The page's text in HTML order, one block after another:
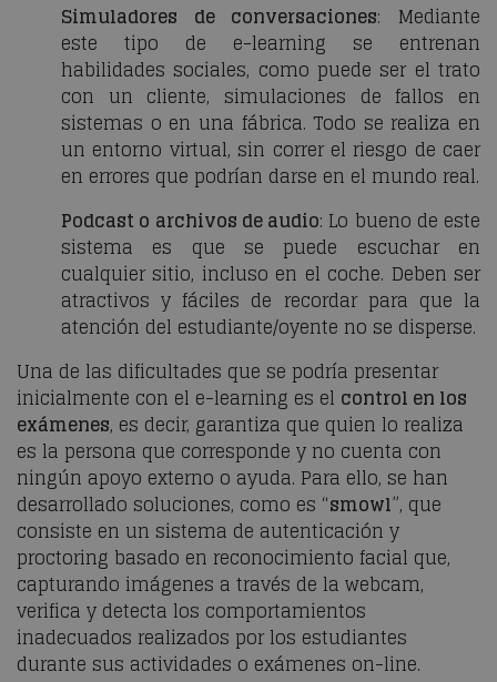
Simuladores de conversaciones: Mediante
este tipo de e-learning se entrenan
habilidades sociales, como puede ser el trato
con un cliente, simulaciones de fallos en
sistemas o en una fábrica. Todo se realiza en
un entorno virtual, sin correr el riesgo de caer
en errores que podrían darse en el mundo real.
Podcast o archivos de audio: Lo bueno de este
sistema es que se puede escuchar en
cualquier sitio, incluso en el coche. Deben ser
atractivos y fáciles de recordar para que la
atención del estudiante/oyente no se disperse.
Una de las dificultades que se podría presentar
inicialmente con el e-learning es el control en los
exámenes, es decir, garantiza que quien lo realiza
es la persona que corresponde y no cuenta con
ningún apoyo externo o ayuda. Para ello, se han
desarrollado soluciones, como es “smowl”, que
consiste en un sistema de autenticación y
proctoring basado en reconocimiento facial que,
capturando imágenes a través de la webcam,
verifica y detecta los comportamientos
inadecuados realizados por los estudiantes
durante sus actividades o exámenes on-line.